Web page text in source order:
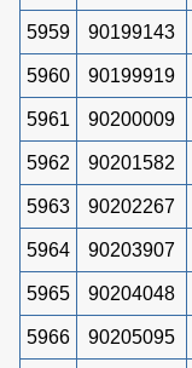
5959 90199143
5960 90199919
5961 90200009
5962 90201582
5963 90202267
5964 90203907
5965 90204048
5966 90205095